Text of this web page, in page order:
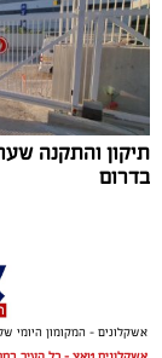
תיקון והתקנה
בדרום
אשקלונים - המקומון היומי של